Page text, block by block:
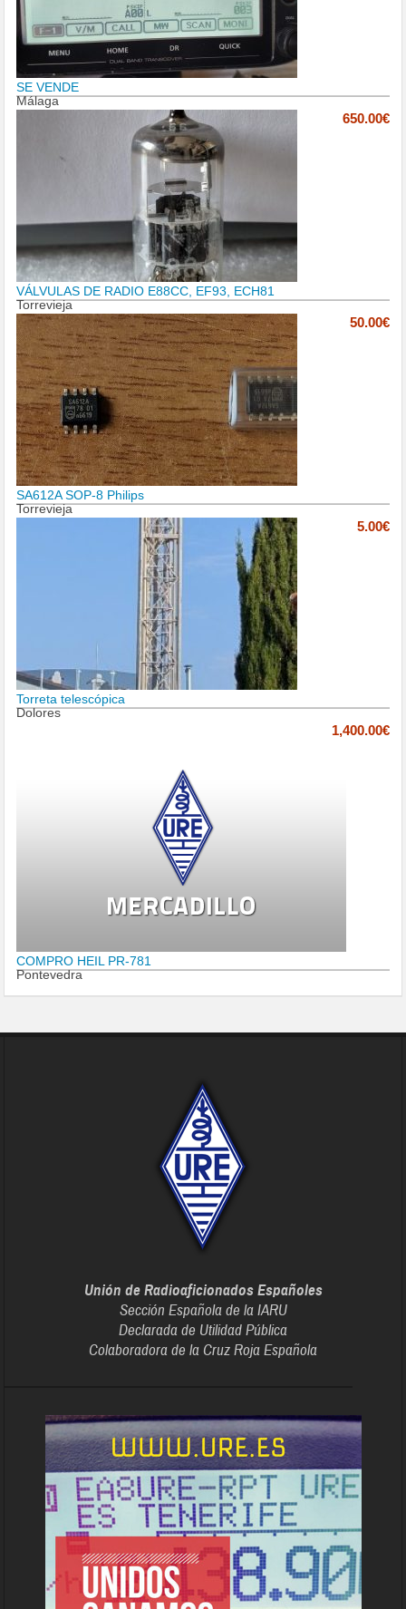
SE VENDE
Málaga
650.00€
VÁLVULAS DE RADIO E88CC, EF93, ECH81
Torrevieja
50.00€
SA612A SOP-8 Philips
Torrevieja
5.00€
Torreta telescópica
Dolores
1,400.00€
COMPRO HEIL PR-781
Pontevedra
Unión de Radioaficionados Españoles
Sección Española de la IARU
Declarada de Utilidad Pública
Colaboradora de la Cruz Roja Española